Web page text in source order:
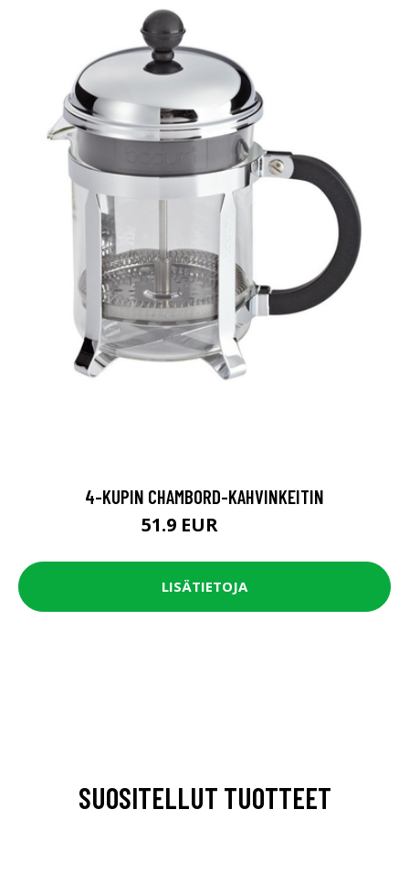
4-KUPIN CHAMBORD-KAHVINKEITIN
51.9 EUR
LISÄTIETOJA
SUOSITELLUT TUOTTEET